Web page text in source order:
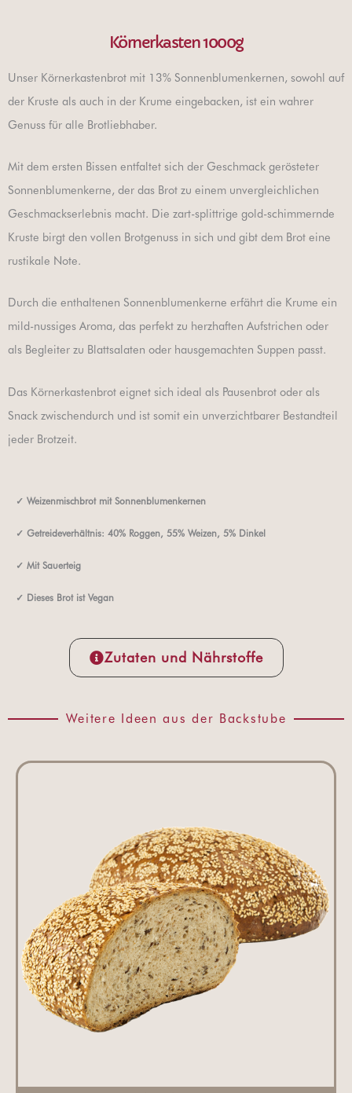
Körnerkasten 1000g
Unser Körnerkastenbrot mit 13% Sonnenblumenkernen, sowohl auf
der Kruste als auch in der Krume eingebacken, ist ein wahrer
Genuss für alle Brotliebhaber.
Mit dem ersten Bissen entfaltet sich der Geschmack gerösteter
Sonnenblumenkerne, der das Brot zu einem unvergleichlichen
Geschmackserlebnis macht. Die zart-splittrige gold-schimmernde
Kruste birgt den vollen Brotgenuss in sich und gibt dem Brot eine
rustikale Note.
Durch die enthaltenen Sonnenblumenkerne erfährt die Krume ein
mild-nussiges Aroma, das perfekt zu herzhaften Aufstrichen oder
als Begleiter zu Blattsalaten oder hausgemachten Suppen passt.
Das Körnerkastenbrot eignet sich ideal als Pausenbrot oder als
Snack zwischendurch und ist somit ein unverzichtbarer Bestandteil
jeder Brotzeit.
✓ Weizenmischbrot mit Sonnenblumenkernen
✓ Getreideverhältnis: 40% Roggen, 55% Weizen, 5% Dinkel
✓ Mit Sauerteig
✓ Dieses Brot ist Vegan
Zutaten und Nährstoffe
Weitere Ideen aus der Backstube